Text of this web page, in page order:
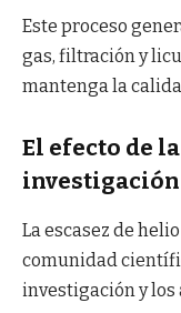
Este proceso
gas, filtración y
mantenga la
El efecto de
investigación
La escasez de
comunidad
investigación y los